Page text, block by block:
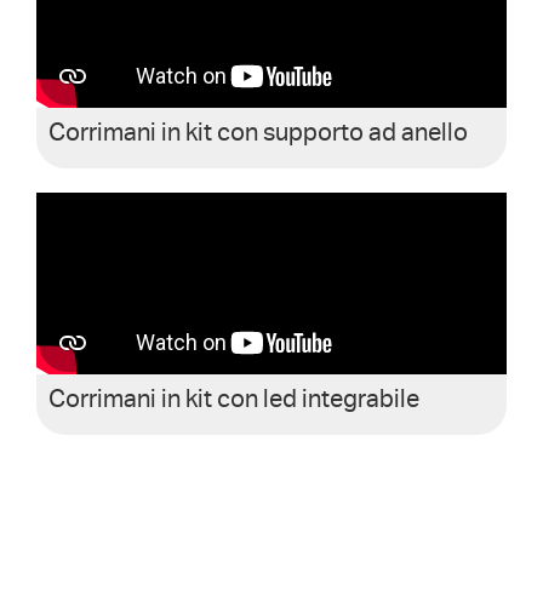
Corrimani in kit con supporto ad anello
Corrimani in kit con led integrabile